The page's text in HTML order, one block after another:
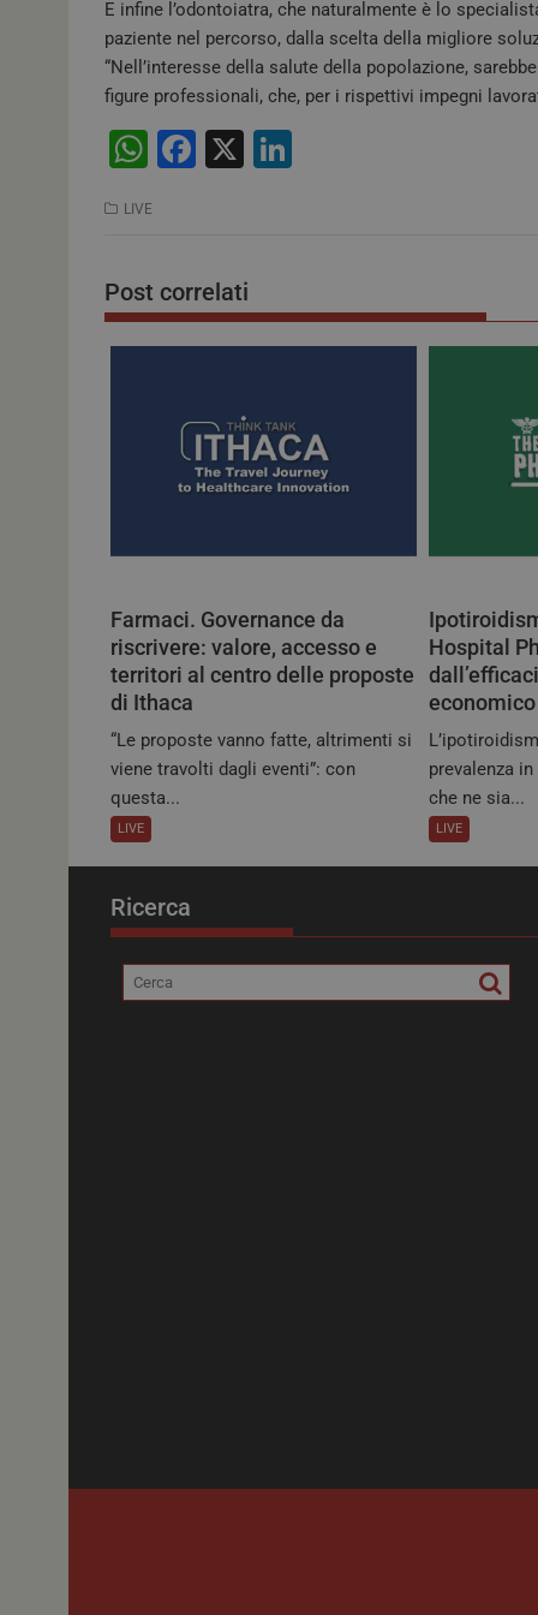
E infine l’odontoiatra, che naturalmente è lo
paziente nel percorso, dalla scelta della migliore
“Nell’interesse della salute della popolazione,
figure professionali, che, per i rispettivi impegni
W
at
A
p
F
b
o
k
X
dI
n
LIVE
Post correlati
Farmaci. Governance da
riscrivere: valore, accesso e
territori al centro delle proposte
di Ithaca
“Le proposte vanno fatte, altrimenti si
viene travolti dagli eventi”: con
questa...
LIVE
Hospital
prevalenza
che ne sia...
LIVE
Ricerca
NOME
_ga_02W55TQLH1
PHPSESSID
NOME
__Secure-